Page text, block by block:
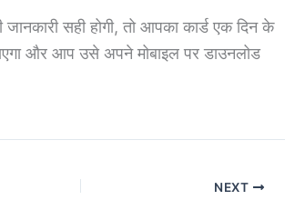
सही होगी, तो आपका कार्ड एक दिन के
और आप उसे अपने मोबाइल पर डाउनलोड
NEXT